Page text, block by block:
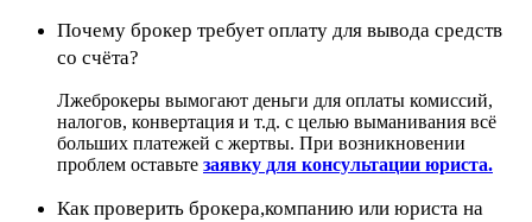
Почему брокер требует оплату для вывода средств
со счёта?
Лжеброкеры вымогают деньги для оплаты комиссий,
налогов, конвертация и т.д. с целью выманивания всё
больших платежей с жертвы. При возникновении
проблем оставьте заявку для консультации юриста.
Как проверить брокера,компанию или юриста на